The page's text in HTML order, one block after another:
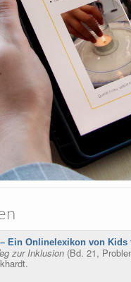
Ein Onlinelexikon von Kids
zur Inklusion (Bd. 21,